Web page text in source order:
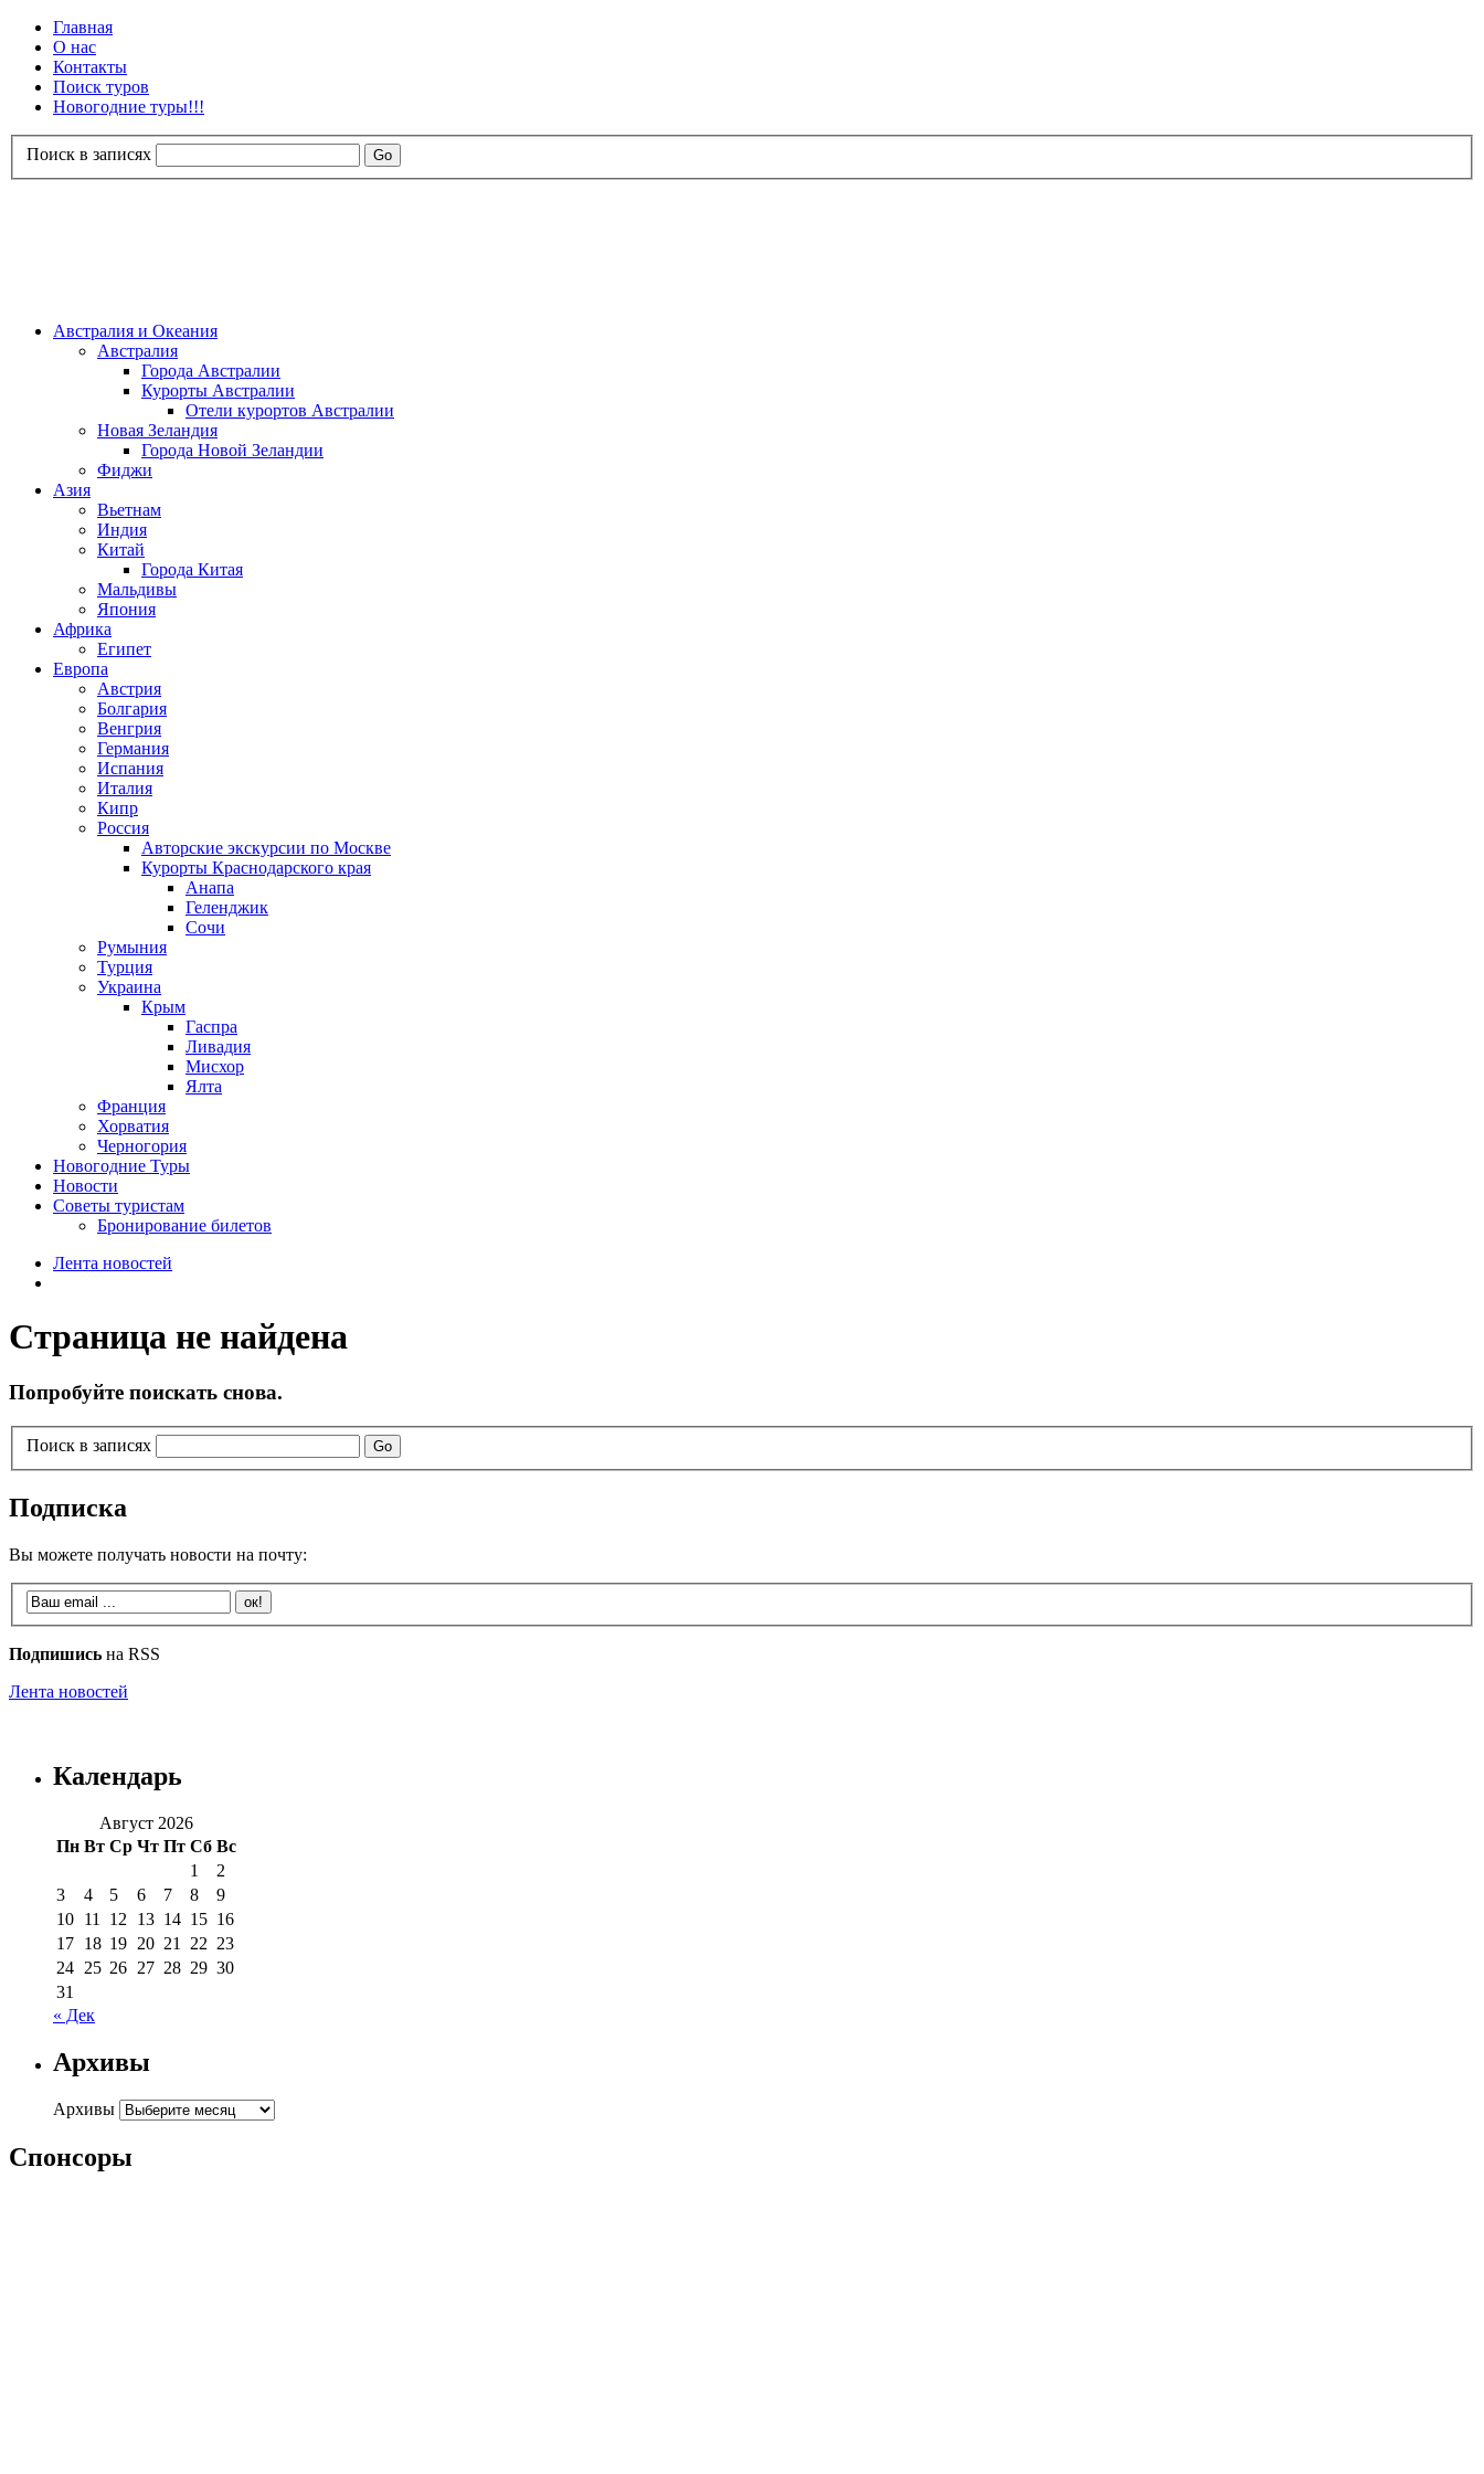
Главная
О нас
Контакты
Поиск туров
Новогодние туры!!!
Поиск в записях
Австралия и Океания
Австралия
Города Австралии
Курорты Австралии
Отели курортов Австралии
Новая Зеландия
Города Новой Зеландии
Фиджи
Азия
Вьетнам
Индия
Китай
Города Китая
Мальдивы
Япония
Африка
Египет
Европа
Австрия
Болгария
Венгрия
Германия
Испания
Италия
Кипр
Россия
Авторские экскурсии по Москве
Курорты Краснодарского края
Анапа
Геленджик
Сочи
Румыния
Турция
Украина
Крым
Гаспра
Ливадия
Мисхор
Ялта
Франция
Хорватия
Черногория
Новогодние Туры
Новости
Советы туристам
Бронирование билетов
Лента новостей
Страница не найдена
Попробуйте поискать снова.
Поиск в записях
Подписка
Вы можете получать новости на почту:
Подпишись на RSS
Лента новостей
Календарь
Август 2026
Пн Вт Ср Чт Пт Сб Вс
1
2
3
4 5 6 7 8
9
10 11 12 13 14 15 16
17 18 19 20 21 22 23
24 25 26 27 28 29 30
31
« Дек
Архивы
Архивы
Спонсоры